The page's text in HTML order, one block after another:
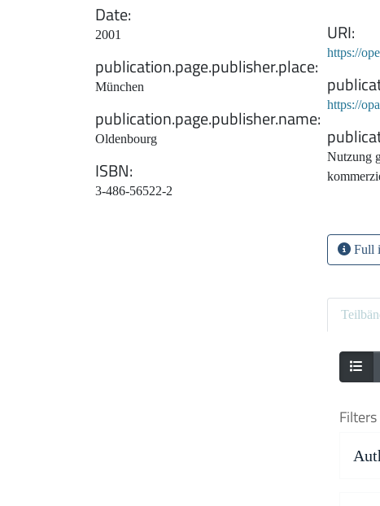
Date
2001
publication.page.publisher.place
München
publication.page.publisher.name
Oldenbourg
ISBN
3-486-56522-2
URI
https://
https://
Nutzung
Full
Filters